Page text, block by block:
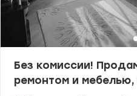
Димеевская 10 минут
минут на машине. valion.ua/
Без комиссии!
ремонтом и